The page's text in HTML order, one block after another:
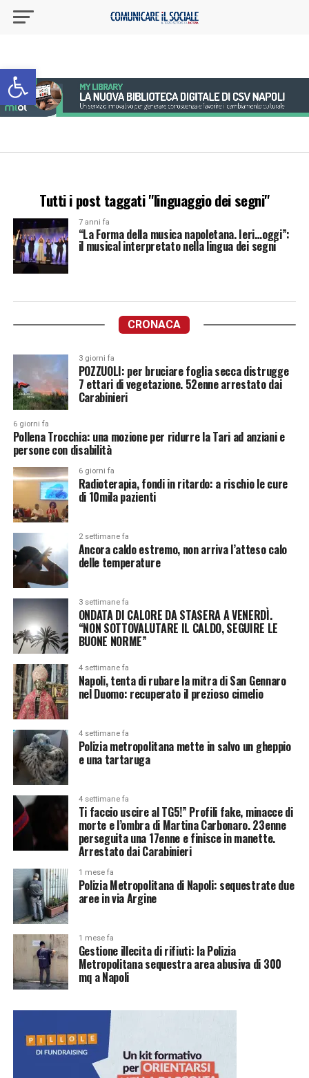
Apri la barra degli strumenti
Tutti i post taggati "linguaggio dei segni"
7 anni fa
“La Forma della musica napoletana. Ieri…oggi”:
il musical interpretato nella lingua dei segni
CRONACA
3 giorni fa
POZZUOLI: per bruciare foglia secca distrugge
7 ettari di vegetazione. 52enne arrestato dai
Carabinieri
6 giorni fa
Pollena Trocchia: una mozione per ridurre la Tari ad anziani e
persone con disabilità
6 giorni fa
Radioterapia, fondi in ritardo: a rischio le cure
di 10mila pazienti
2 settimane fa
Ancora caldo estremo, non arriva l’atteso calo
delle temperature
3 settimane fa
ONDATA DI CALORE DA STASERA A VENERDÌ.
“NON SOTTOVALUTARE IL CALDO, SEGUIRE LE
BUONE NORME”
4 settimane fa
Napoli, tenta di rubare la mitra di San Gennaro
nel Duomo: recuperato il prezioso cimelio
4 settimane fa
Polizia metropolitana mette in salvo un gheppio
e una tartaruga
4 settimane fa
Ti faccio uscire al TG5!” Profili fake, minacce di
morte e l’ombra di Martina Carbonaro. 23enne
perseguita una 17enne e finisce in manette.
Arrestato dai Carabinieri
1 mese fa
Polizia Metropolitana di Napoli: sequestrate due
aree in via Argine
1 mese fa
Gestione illecita di rifiuti: la Polizia
Metropolitana sequestra area abusiva di 300
mq a Napoli